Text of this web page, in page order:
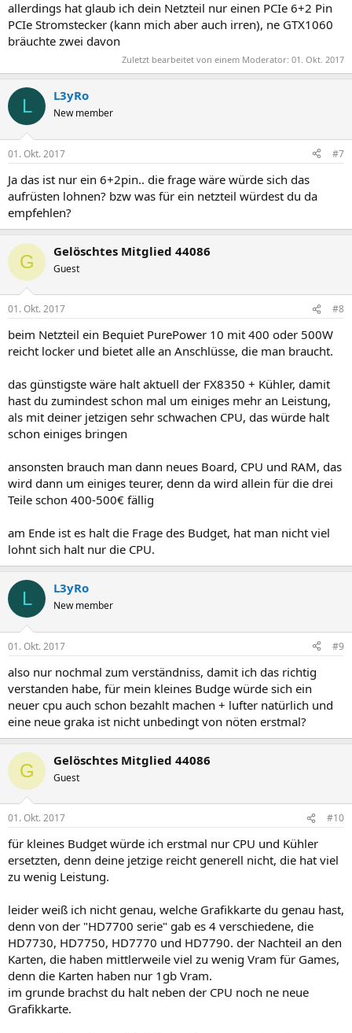
allerdings hat glaub ich dein Netzteil nur einen PCIe 6+2 Pin
PCIe Stromstecker (kann mich aber auch irren), ne GTX1060
bräuchte zwei davon
Zuletzt bearbeitet von einem Moderator: 01. Okt. 2017
L L3yRo
New member
01. Okt. 2017 #7
Ja das ist nur ein 6+2pin.. die frage wäre würde sich das
aufrüsten lohnen? bzw was für ein netzteil würdest du da
empfehlen?
G Gelöschtes Mitglied 44086
Guest
01. Okt. 2017 #8
beim Netzteil ein Bequiet PurePower 10 mit 400 oder 500W
reicht locker und bietet alle an Anschlüsse, die man braucht.
das günstigste wäre halt aktuell der FX8350 + Kühler, damit
hast du zumindest schon mal um einiges mehr an Leistung,
als mit deiner jetzigen sehr schwachen CPU, das würde halt
schon einiges bringen
ansonsten brauch man dann neues Board, CPU und RAM, das
wird dann um einiges teurer, denn da wird allein für die drei
Teile schon 400-500€ fällig
am Ende ist es halt die Frage des Budget, hat man nicht viel
lohnt sich halt nur die CPU.
L L3yRo
New member
01. Okt. 2017 #9
also nur nochmal zum verständniss, damit ich das richtig
verstanden habe, für mein kleines Budge würde sich ein
neuer cpu auch schon bezahlt machen + lufter natürlich und
eine neue graka ist nicht unbedingt von nöten erstmal?
G Gelöschtes Mitglied 44086
Guest
01. Okt. 2017 #10
für kleines Budget würde ich erstmal nur CPU und Kühler
ersetzten, denn deine jetzige reicht generell nicht, die hat viel
zu wenig Leistung.
leider weiß ich nicht genau, welche Grafikkarte du genau hast,
denn von der "HD7700 serie" gab es 4 verschiedene, die
HD7730, HD7750, HD7770 und HD7790. der Nachteil an den
Karten, die haben mittlerweile viel zu wenig Vram für Games,
denn die Karten haben nur 1gb Vram.
im grunde brachst du halt neben der CPU noch ne neue
Grafikkarte.